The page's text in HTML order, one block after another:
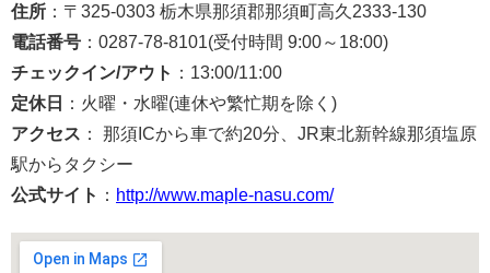
住所 ：〒325-0303 栃木県那須郡那須町高久2333-130
電話番号 ：0287-78-8101(受付時間 9:00～18:00)
チェックイン/アウト ：13:00/11:00
定休日
：火曜・水曜(連休や繁忙期を除く)
アクセス ： 那須ICから車で約20分、JR東北新幹線那須塩原
駅からタクシー
公式サイト ： http://www.maple-nasu.com/